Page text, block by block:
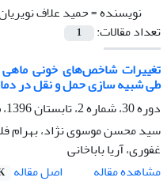
نویسنده =حمید علاف
تعداد مقالات:
1
طی شبیه سازی حمل و نقل در
دوره 30، شماره 2، تابستان 1396، صفحه
سید محسن موسوی نژاد، بهرام
غفوری، آریا باباخانی
مشاهده مقاله
اصل مقاله